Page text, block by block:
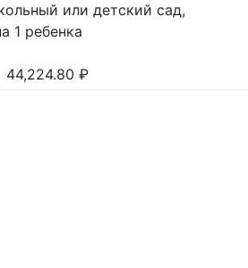
или детский сад,
1 ребенка
44,224.80 ₽